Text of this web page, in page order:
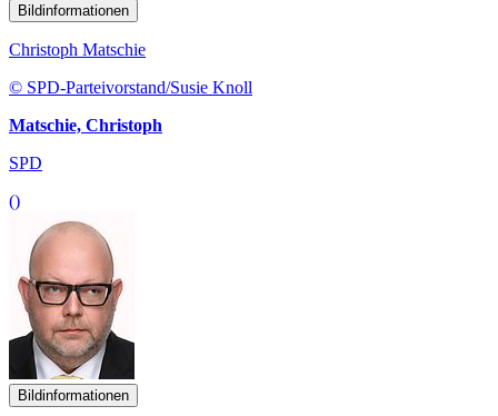
Bildinformationen
Christoph Matschie
© SPD-Parteivorstand/Susie Knoll
Matschie, Christoph
SPD
()
Bildinformationen